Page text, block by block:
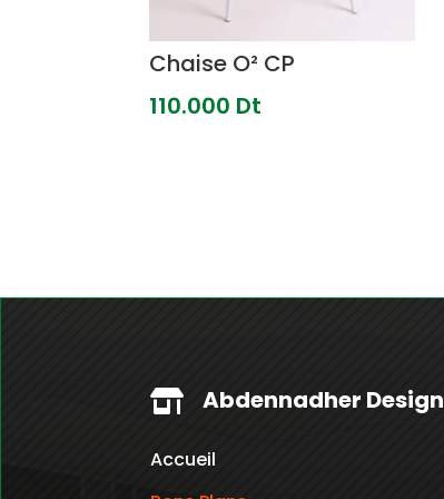
Chaise O² CP
110.000 Dt
 Abdennadher Design
Accueil